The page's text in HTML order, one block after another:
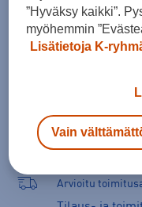
Arvioitu
”Hyväksy kaikki”.
myöhemmin
Lisätietoja K-
Vain